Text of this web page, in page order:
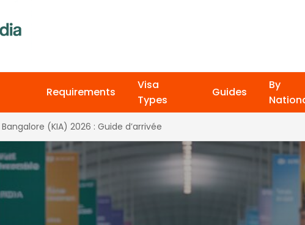
Requirements
Visa
Types
Guides
By
(KIA) 2026 : Guide d’arrivée